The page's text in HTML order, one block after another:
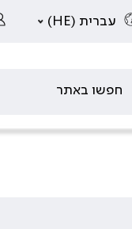
עברית (HE)